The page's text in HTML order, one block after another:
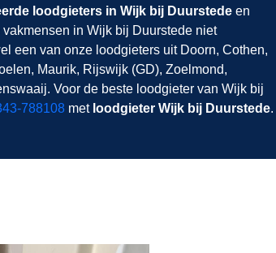
loodgieters in Wijk bij Duurstede en
in Wijk bij Duurstede niet
een van onze loodgieters uit Doorn, Cothen,
Maurik, Rijswijk (GD), Zoelmond,
Voor de beste loodgieter van Wijk bij
788108 met loodgieter Wijk bij Duurstede.